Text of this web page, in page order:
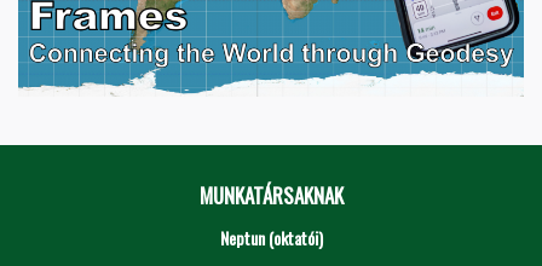
MUNKATÁRSAKNAK
Neptun (oktatói)